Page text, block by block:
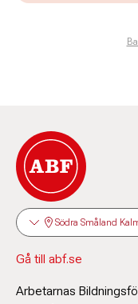
Södra Småland
Gå till abf.se
Arbetarnas